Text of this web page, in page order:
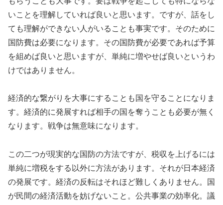
いことを理解していれば良いと思います。ですが、話をし
ても理解ができない人がいることも事実です。そのために
国防費は必要になります。その国防費が必要であれば予算
を組めば良いと思いますが、単純に増やせば良いというわ
けではありません。
経済的な繋がりを大事にすることも国を守ることになりま
す。経済的に発展すれば相手の国を奪うことも必要が無く
なります。戦争は無意味になります。
この二つが現実的な国防の方法ですが、税収を上げるには
単純に増税をする以外に方法があります。それが日本経済
の発展です。経済の反転はそれほど難しくありません。国
が民間の経済活動を妨げないこと。公共事業の効率化。議